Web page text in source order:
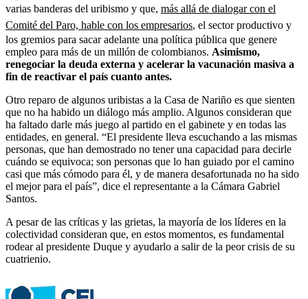
varias banderas del uribismo y que, más allá de dialogar con el
Comité del Paro, hable con los empresarios, el sector productivo y
los gremios para sacar adelante una política pública que genere
empleo para más de un millón de colombianos. Asimismo,
renegociar la deuda externa y acelerar la vacunación masiva a
fin de reactivar el país cuanto antes.
Otro reparo de algunos uribistas a la Casa de Nariño es que sienten
que no ha habido un diálogo más amplio. Algunos consideran que
ha faltado darle más juego al partido en el gabinete y en todas las
entidades, en general. “El presidente lleva escuchando a las mismas
personas, que han demostrado no tener una capacidad para decirle
cuándo se equivoca; son personas que lo han guiado por el camino
casi que más cómodo para él, y de manera desafortunada no ha sido
el mejor para el país”, dice el representante a la Cámara Gabriel
Santos.
A pesar de las críticas y las grietas, la mayoría de los líderes en la
colectividad consideran que, en estos momentos, es fundamental
rodear al presidente Duque y ayudarlo a salir de la peor crisis de su
cuatrienio.